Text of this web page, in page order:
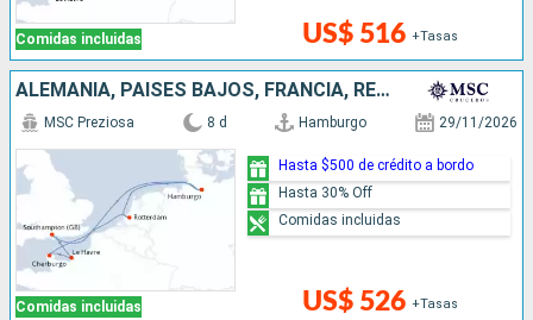
Comidas incluidas US$ 516 +Tasas
ALEMANIA, PAISES BAJOS, FRANCIA, REINO UNIDO
Comidas incluidas
MSC Preziosa 8 d Hamburgo 29/11/2026
US$ 526 +Tasas
Hasta $500 de crédito a bordo
Hasta 30% Off
Comidas incluidas